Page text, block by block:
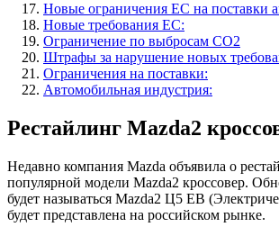
Новые ограничения ЕС на поставки
Новые требования ЕС:
Ограничение по выбросам CO2
Штрафы за нарушение новых
Ограничения на поставки:
Автомобильная индустрия:
Рестайлинг Mazda2
Недавно компания Mazda объявила о
популярной модели Mazda2 кроссовер.
будет называться Mazda2 Ц5 ЕВ
будет представлена на российском рынке.